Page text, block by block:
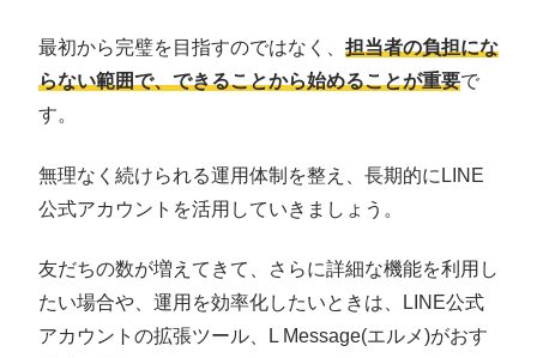
最初から完璧を目指すのではなく、 担当者の負担にな
らない範囲で、できることから始めることが重要で
す。
無理なく続けられる運用体制を整え、長期的にLINE
公式アカウントを活用していきましょう。
友だちの数が増えてきて、さらに詳細な機能を利用し
たい場合や、運用を効率化したいときは、LINE公式
アカウントの拡張ツール、L Message(エルメ)がおす